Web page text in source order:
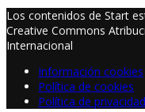
Los contenidos de Start
Creative Commons
Internacional
Información cookies
Política de cookies
Política de privacidad